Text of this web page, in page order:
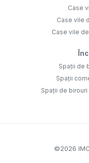
Case
Case vile
Case vile
Spații de
Spații
Spații de
©2026